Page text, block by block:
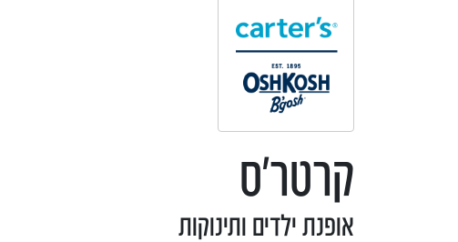
קרטר'ס
אופנת ילדים ותינוקות